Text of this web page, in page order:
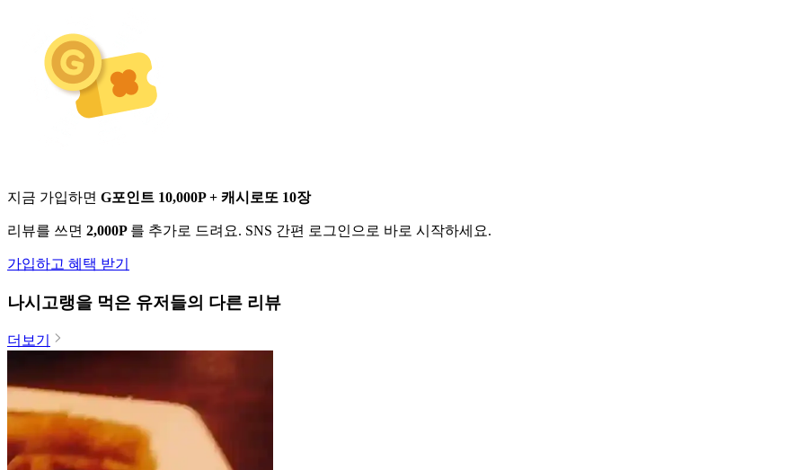
지금 가입하면 G포인트 10,000P + 캐시로또 10장
리뷰를 쓰면 2,000P 를 추가로 드려요. SNS 간편 로그인으로 바로 시작하세요.
가입하고 혜택 받기
나시고랭을 먹은 유저들의 다른 리뷰
더보기